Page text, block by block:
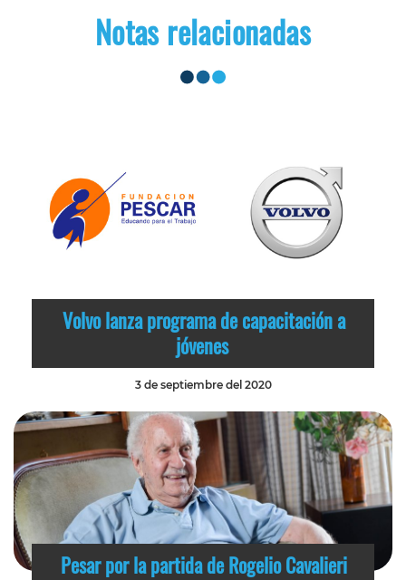
Notas relacionadas
Volvo lanza programa de capacitación a
jóvenes
3 de septiembre del 2020
Pesar por la partida de Rogelio Cavalieri